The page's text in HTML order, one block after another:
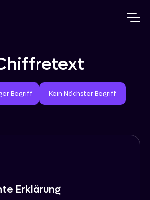
Begriff
Begriff Nächster Begriff
Kein Nächster Begriff
Erklärung